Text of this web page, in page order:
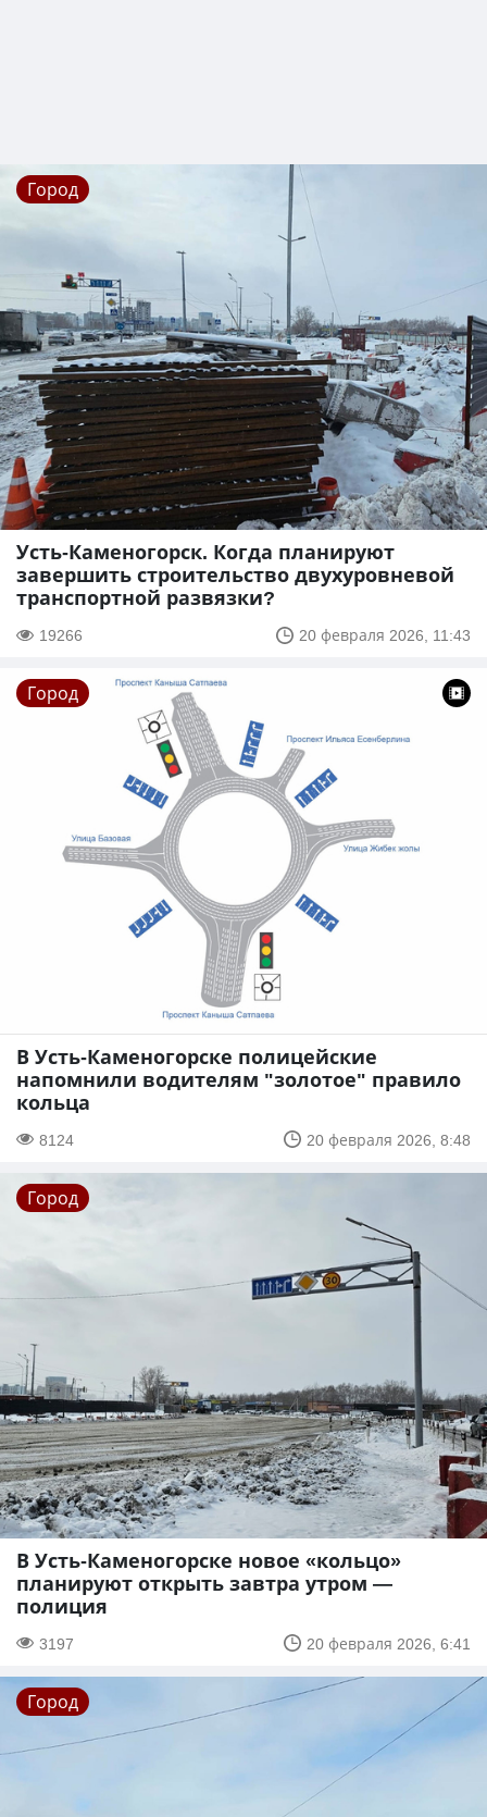
Город
Усть-Каменогорск. Когда планируют
завершить строительство двухуровневой
транспортной развязки?
19266 20 февраля 2026, 11:43
Город
В Усть-Каменогорске полицейские
напомнили водителям "золотое" правило
кольца
8124 20 февраля 2026, 8:48
Город
В Усть-Каменогорске новое «кольцо»
планируют открыть завтра утром —
полиция
3197 20 февраля 2026, 6:41
Город